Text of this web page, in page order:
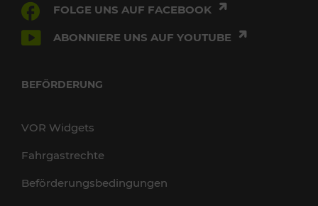
FOLGE UNS AUF FACEBOOK
ABONNIERE UNS AUF YOUTUBE
BEFÖRDERUNG
VOR Widgets
Fahrgastrechte
Beförderungsbedingungen